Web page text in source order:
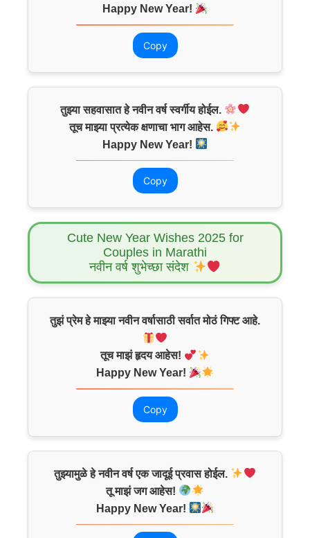
Happy New Year!
Copy
तुझ्या सहवासात हे नवीन वर्ष स्वर्गीय होईल.
तूच माझ्या प्रत्येक क्षणाचा भाग आहेस.
Happy New Year!
Copy
Cute New Year Wishes 2025 for
Couples in Marathi
नवीन वर्ष शुभेच्छा संदेश
तुझं प्रेम हे माझ्या नवीन वर्षासाठी सर्वात मोठं गिफ्ट आहे.
तूच माझं हृदय आहेस!
Happy New Year!
Copy
तुझ्यामुळे हे नवीन वर्ष एक जादूई प्रवास होईल.
तू माझं जग आहेस!
Happy New Year!